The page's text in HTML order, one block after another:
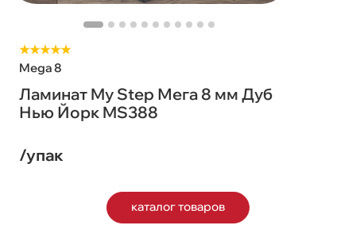
★★★★★
Mega 8
Ламинат My Step Мега 8 мм Дуб
Нью Йорк MS388
/упак
каталог товаров